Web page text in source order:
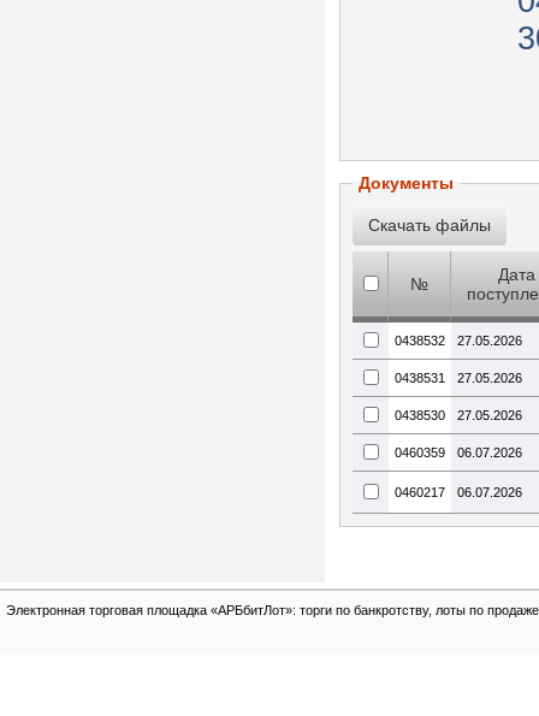
Документы
№
Дата
0438532 27.05.2026
0438531 27.05.2026
0438530 27.05.2026
0460359 06.07.2026
0460217 06.07.2026
Электронная торговая площадка «АРБбитЛот»: торги по банкротству, лоты по